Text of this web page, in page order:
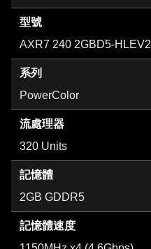
型號
AXR7 240 2GBD5-HLEV2
系列
PowerColor
流處理器
320 Units
記憶體
2GB GDDR5
記憶體速度